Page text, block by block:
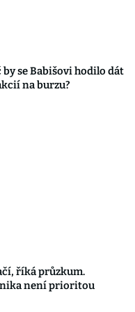
se Babišovi hodilo dát
na burzu?
říká průzkum.
není prioritou